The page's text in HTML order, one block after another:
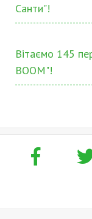
Санти"!
Вітаємо 145
BOOM"!